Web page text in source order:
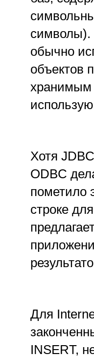
символы).
обычно
объектов
хранимым
Хотя
ODBC
пометило
строке
Для
INSERT,